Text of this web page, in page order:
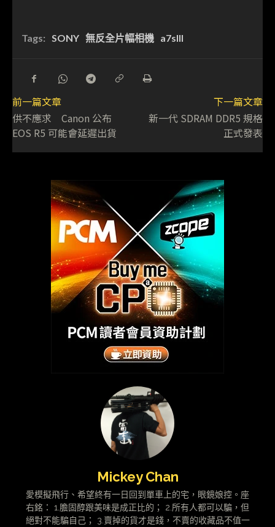
Tags: SONY 無反全片幅相機 a7sIII
前一篇文章
供不應求 Canon 公布
EOS R5 可能會延遲出貨
下一篇文章
新一代 SDRAM DDR5 規格
正式發表
Mickey Chan
愛模擬飛行、希望終有一日回到單車上的宅，眼鏡娘控。座
右銘： 1.膽固醇跟美味是成正比的； 2.所有人都可以騙，但
絕對不能騙自己； 3.賣掉的貨才是錢，不賣的收藏品不值一